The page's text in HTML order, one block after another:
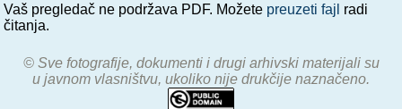
Vaš pregledač ne podržava PDF. Možete preuzeti fajl radi
čitanja.
© Sve fotografije, dokumenti i drugi arhivski materijali su
u javnom vlasništvu, ukoliko nije drukčije naznačeno.